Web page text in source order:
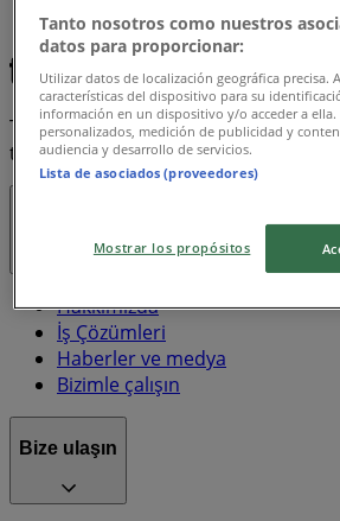
Us Polo Assn
Galaxy Slazenger
Tiendeo, dünya çapında yerel
teknoloji şirketi Shopfully'nin bir
Hakkımızda
İş Çözümleri
Haberler ve medya
Bizimle çalışın
Bize ulaşın
Tanto nosotros como nuestros
datos para proporcionar:
Utilizar datos de localización geográfica precisa.
características del dispositivo para su
información en un dispositivo y/o acceder a
personalizados, medición de publicidad y
audiencia y desarrollo de servicios.
Lista de asociados (proveedores)
Mostrar los propósitos